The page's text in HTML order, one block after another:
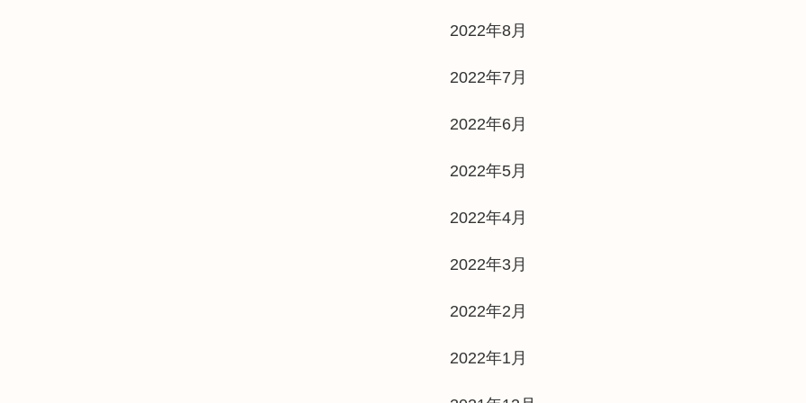
2022年8月
2022年7月
2022年6月
2022年5月
2022年4月
2022年3月
2022年2月
2022年1月